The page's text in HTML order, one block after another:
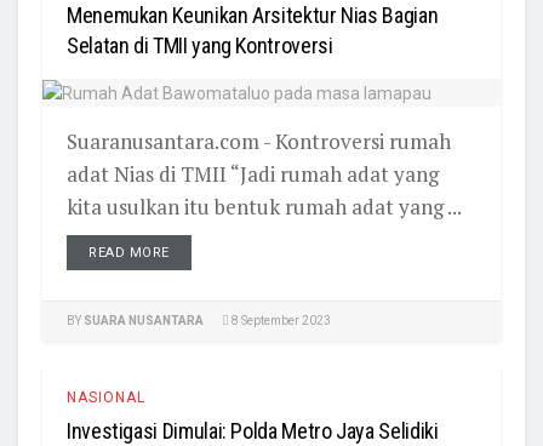
Menemukan Keunikan Arsitektur Nias Bagian
Selatan di TMII yang Kontroversi
Suaranusantara.com - Kontroversi rumah
adat Nias di TMII “Jadi rumah adat yang
kita usulkan itu bentuk rumah adat yang ...
READ MORE
BY SUARA NUSANTARA 8 September 2023
NASIONAL
Investigasi Dimulai: Polda Metro Jaya Selidiki